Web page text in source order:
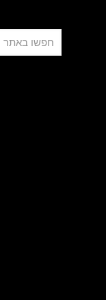
חיפוש